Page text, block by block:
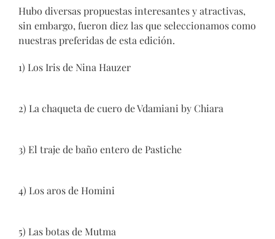
Hubo diversas propuestas interesantes y atractivas,
sin embargo, fueron diez las que seleccionamos como
nuestras preferidas de esta edición.
1) Los Iris de Nina Hauzer
2) La chaqueta de cuero de Vdamiani by Chiara
3) El traje de baño entero de Pastiche
4) Los aros de Homini
5) Las botas de Mutma